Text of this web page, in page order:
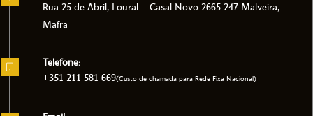
Rua 25 de Abril, Loural – Casal Novo 2665-247 Malveira,
Mafra
Telefone:
+351 211 581 669(Custo de chamada para Rede Fixa Nacional)